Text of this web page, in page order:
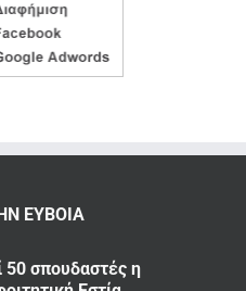
ΕΎΒΟΙΑ
50 σπουδαστές η